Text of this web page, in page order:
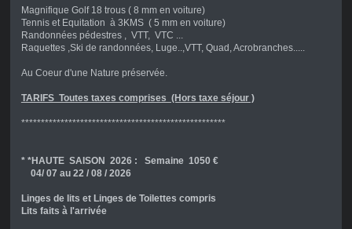
Magnifique Golf 18 trous ( 8 mm en voiture)
Tennis et Equitation à 3KMS ( 5 mm en voiture)
Randonnées pédestres , VTT, VTC ...
Raquettes ,Ski de randonnées, Luge..,VTT, Quad, Acrobranches.....
Au Coeur d'une Nature préservée.
TARIFS Toutes taxes comprises (Hors taxe séjour )
****************************************************
* *HAUTE SAISON 2026 : Semaine 1050 €
04/ 07 au 22 / 08 / 2026
Linges de lits et Linges de Toilettes compris
Lits faits à l'arrivée